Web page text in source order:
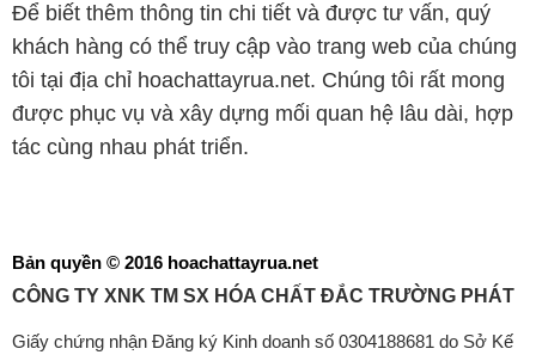
Để biết thêm thông tin chi tiết và được tư vấn, quý
khách hàng có thể truy cập vào trang web của chúng
tôi tại địa chỉ hoachattayrua.net. Chúng tôi rất mong
được phục vụ và xây dựng mối quan hệ lâu dài, hợp
tác cùng nhau phát triển.
Bản quyền © 2016 hoachattayrua.net
CÔNG TY XNK TM SX HÓA CHẤT ĐẮC TRƯỜNG PHÁT
Giấy chứng nhận Đăng ký Kinh doanh số 0304188681 do Sở Kế